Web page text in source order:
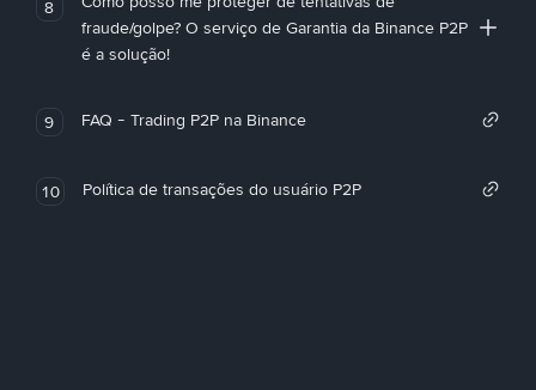
8
fraude/golpe? O serviço de Garantia da Binance P2P
é a solução!
9 FAQ - Trading P2P na Binance
10 Política de transações do usuário P2P